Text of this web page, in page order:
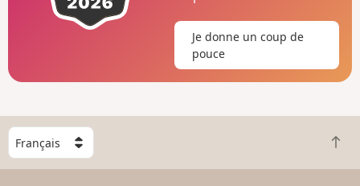
Je donne un coup de
pouce
C
h
o
R
e